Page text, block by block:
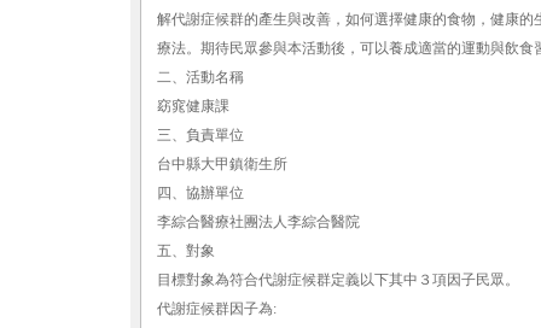
解代謝症候群的產生與改善，如何選擇健康的食物，健康
療法。期待民眾參與本活動後，可以養成適當的運動與飲
二、活動名稱
窈窕健康課
三、負責單位
台中縣大甲鎮衛生所
四、協辦單位
李綜合醫療社團法人李綜合醫院
五、對象
目標對象為符合代謝症候群定義以下其中３項因子民眾。
代謝症候群因子為: